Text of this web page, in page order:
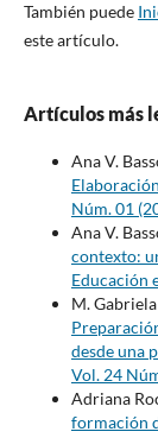
También puede
este artículo.
Artículos más
Ana V.
Núm. 01
Ana V.
contexto:
Educación
M.
desde una
Vol. 24
Adriana
formación